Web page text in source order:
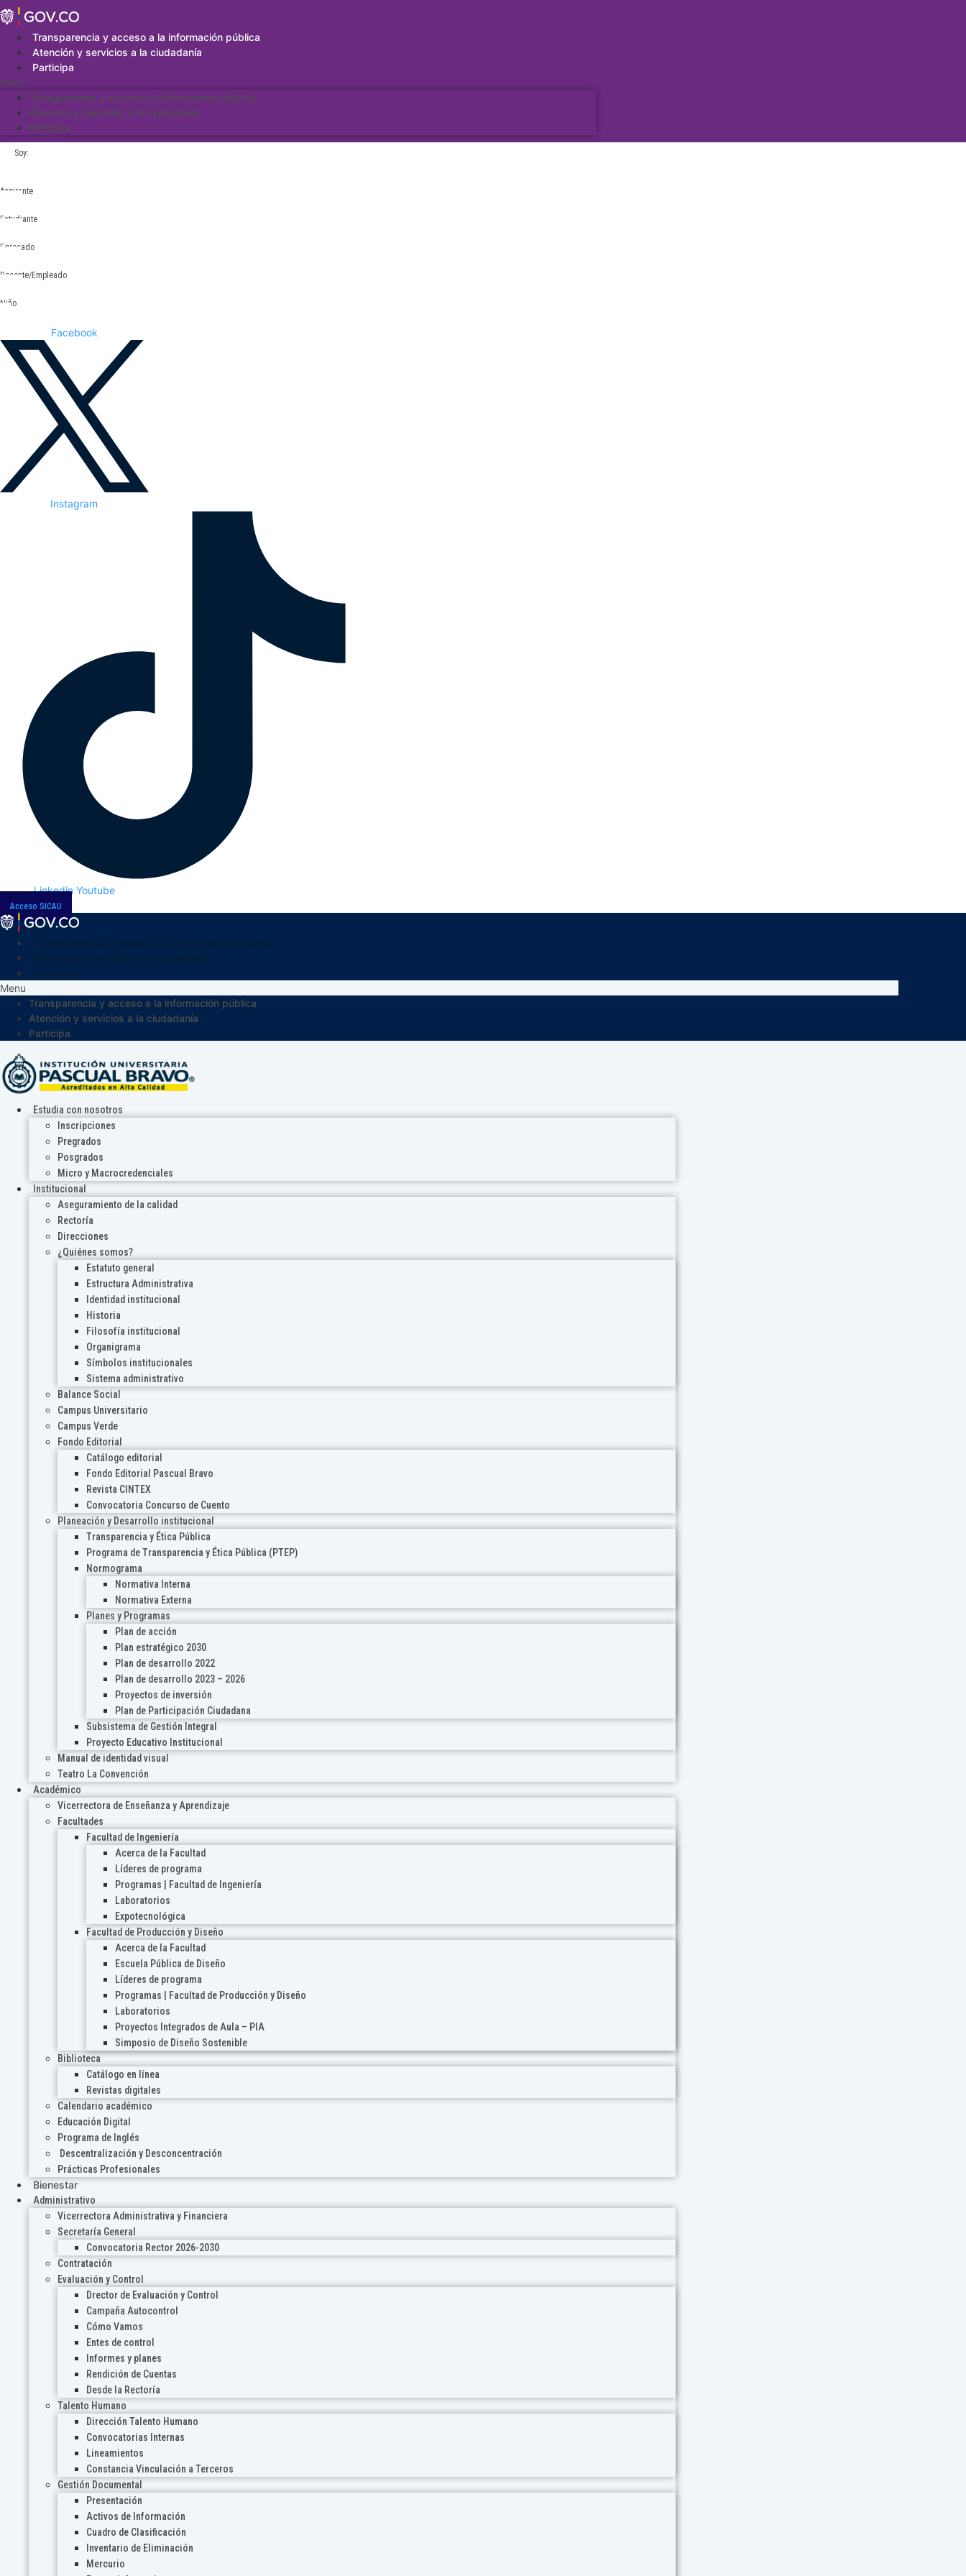
Saltar
al
contenidoTransparencia y acceso a la información pública
Atención y servicios a la ciudadanía
Participa
Menu
Transparencia y acceso a la información pública
Atención y servicios a la ciudadanía
Participa
Soy:
Aspirante
Estudiante
Egresado
Docente/Empleado
Niño
Facebook
Instagram
Linkedin Youtube
Acceso SICAU
Menu
Transparencia y acceso a la información pública
Atención y servicios a la ciudadanía
Participa
Estudia con nosotros
Inscripciones
Pregrados
Posgrados
Micro y Macrocredenciales
Institucional
Aseguramiento de la calidad
Rectoría
Direcciones
¿Quiénes somos?
Estatuto general
Estructura Administrativa
Identidad institucional
Historia
Filosofía institucional
Organigrama
Símbolos institucionales
Sistema administrativo
Balance Social
Campus Universitario
Campus Verde
Fondo Editorial
Catálogo editorial
Fondo Editorial Pascual Bravo
Revista CINTEX
Convocatoria Concurso de Cuento
Planeación y Desarrollo institucional
Transparencia y Ética Pública
Programa de Transparencia y Ética Pública (PTEP)
Normograma
Normativa Interna
Normativa Externa
Planes y Programas
Plan de acción
Plan estratégico 2030
Plan de desarrollo 2022
Plan de desarrollo 2023 – 2026
Proyectos de inversión
Plan de Participación Ciudadana
Subsistema de Gestión Integral
Proyecto Educativo Institucional
Manual de identidad visual
Teatro La Convención
Académico
Vicerrectora de Enseñanza y Aprendizaje
Facultades
Facultad de Ingeniería
Acerca de la Facultad
Líderes de programa
Programas | Facultad de Ingeniería
Laboratorios
Expotecnológica
Facultad de Producción y Diseño
Acerca de la Facultad
Escuela Pública de Diseño
Líderes de programa
Programas | Facultad de Producción y Diseño
Laboratorios
Proyectos Integrados de Aula – PIA
Simposio de Diseño Sostenible
Biblioteca
Catálogo en línea
Revistas digitales
Calendario académico
Educación Digital
Programa de Inglés
Descentralización y Desconcentración
Prácticas Profesionales
Bienestar
Administrativo
Vicerrectora Administrativa y Financiera
Secretaría General
Convocatoria Rector 2026-2030
Contratación
Evaluación y Control
Drector de Evaluación y Control
Campaña Autocontrol
Cómo Vamos
Entes de control
Informes y planes
Rendición de Cuentas
Desde la Rectoría
Talento Humano
Dirección Talento Humano
Convocatorias Internas
Lineamientos
Constancia Vinculación a Terceros
Gestión Documental
Presentación
Activos de Información
Cuadro de Clasificación
Inventario de Eliminación
Mercurio